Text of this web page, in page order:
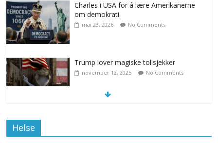
Charles i USA for å lære Amerikanerne
om demokrati
mai 23, 2026 No Comments
Trump lover magiske tollsjekker
november 12, 2025 No Comments
Helse